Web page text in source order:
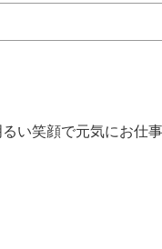
い笑顔で元気にお仕